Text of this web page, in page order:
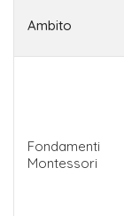
Ambito
Fondamenti
Montessori